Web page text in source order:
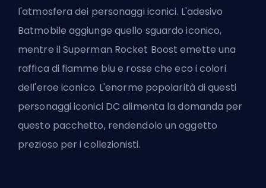
l'atmosfera dei personaggi iconici. L'adesivo
Batmobile aggiunge quello sguardo iconico,
mentre il Superman Rocket Boost emette una
raffica di fiamme blu e rosse che eco i colori
dell'eroe iconico. L'enorme popolarità di questi
personaggi iconici DC alimenta la domanda per
questo pacchetto, rendendolo un oggetto
prezioso per i collezionisti.